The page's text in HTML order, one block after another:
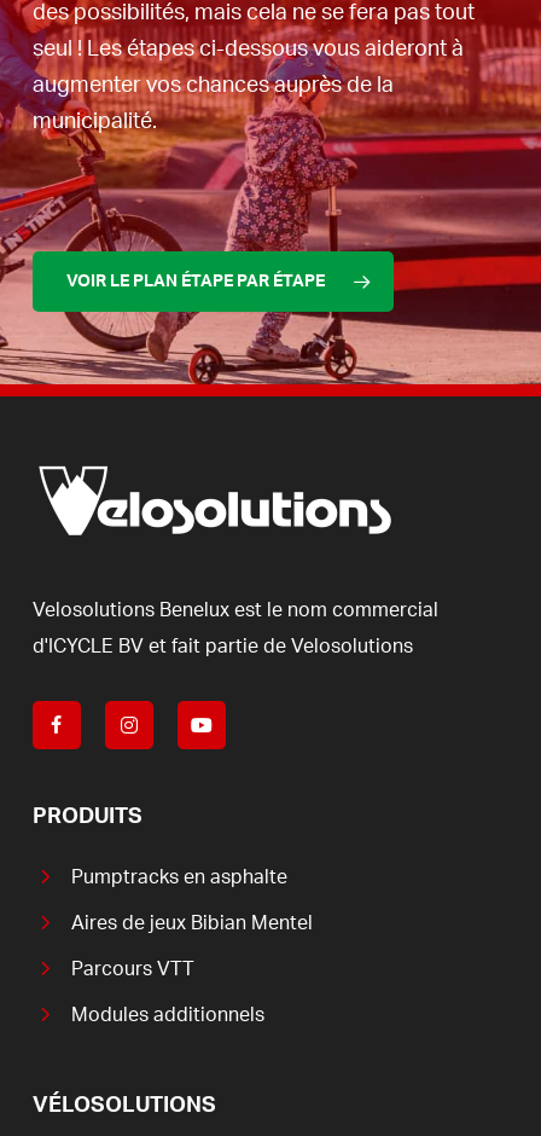
des possibilités, mais cela ne se fera pas tout
seul ! Les étapes ci-dessous vous aideront à
augmenter vos chances auprès de la
municipalité.
VOIR LE PLAN ÉTAPE PAR ÉTAPE
Velosolutions Benelux est le nom commercial
d'ICYCLE BV et fait partie de Velosolutions
PRODUITS
Pumptracks en asphalte
Aires de jeux Bibian Mentel
Parcours VTT
Modules additionnels
VÉLOSOLUTIONS